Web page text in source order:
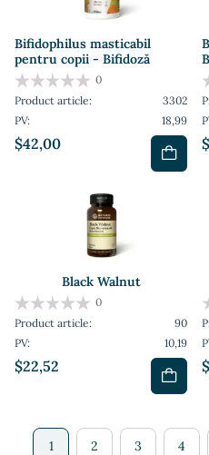
Bifidophilus masticabil
pentru copii - Bifidoză
$42,00
0
Product article:
3302
PV:
18,99
Black Walnut
$22,52
0
Product article:
90
PV:
10,19
1 2 3 4